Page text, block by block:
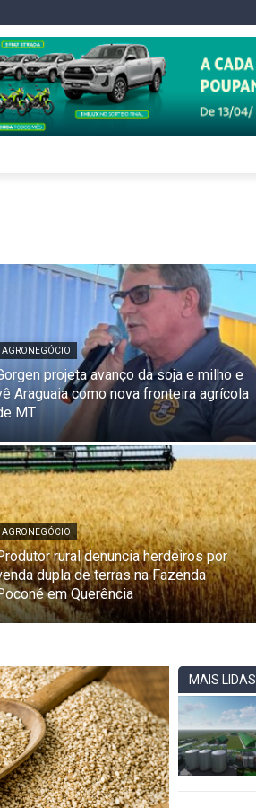
AGRONEGÓCIO
projeta avanço da soja e milho e
Araguaia como nova fronteira agrícola
MT
AGRONEGÓCIO
rural denuncia herdeiros por
dupla de terras na Fazenda
em Querência
MAIS LIDAS